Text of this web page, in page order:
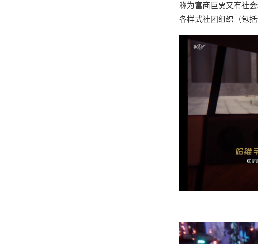
称为富商巨贾又有社
各样式社团组织（包括